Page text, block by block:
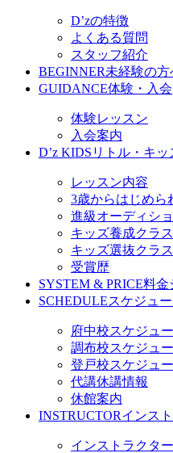
D’zの特徴
よくある質問
スタッフ紹介
BEGINNER未経験の方
GUIDANCE体験・入会
体験レッスン
入会案内
D’z KIDS リトル・キ
レッスン内容
3歳からはじめら
進級オーディシ
キッズ養成クラス
キッズ選抜クラス
受賞歴
SYSTEM & PRICE料金
SCHEDULEスケジュ
府中校スケジュ
調布校スケジュ
登戸校スケジュ
代講休講情報
休館案内
INSTRUCTORインス
インストラクター